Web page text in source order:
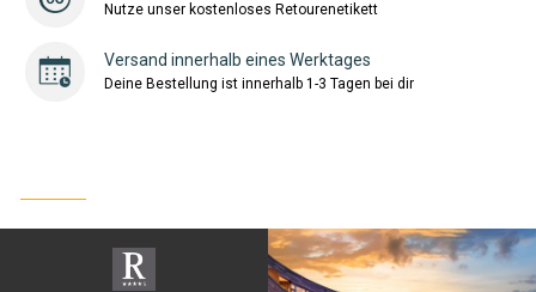
Nutze unser kostenloses Retourenetikett
Versand innerhalb eines Werktages
Deine Bestellung ist innerhalb 1-3 Tagen bei dir